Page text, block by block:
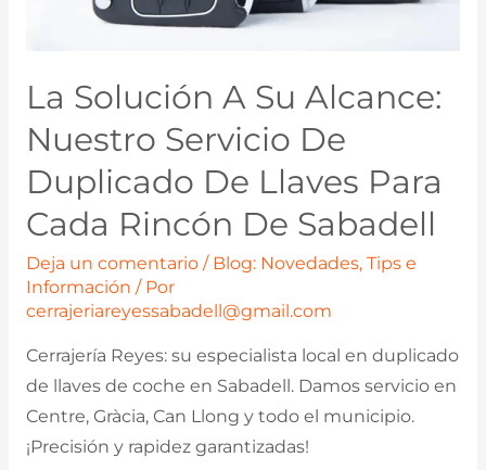
La Solución A Su Alcance:
Nuestro Servicio De
Duplicado De Llaves Para
Cada Rincón De Sabadell
Deja un comentario / Blog: Novedades, Tips e
Información / Por
cerrajeriareyessabadell@gmail.com
Cerrajería Reyes: su especialista local en duplicado
de llaves de coche en Sabadell. Damos servicio en
Centre, Gràcia, Can Llong y todo el municipio.
¡Precisión y rapidez garantizadas!